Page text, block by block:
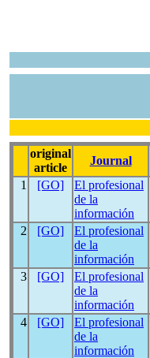
original
article
Journal
1
[GO]
El profesional
de la
información
2 [GO]
El profesional
de la
información
3 [GO]
El profesional
de la
información
4
[GO]
El profesional
de la
información